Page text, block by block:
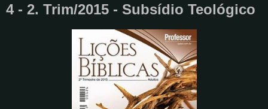
4 - 2. Trim/2015 - Subsídio Teológico